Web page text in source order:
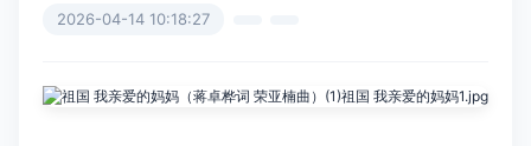
2026-04-14 10:18:27